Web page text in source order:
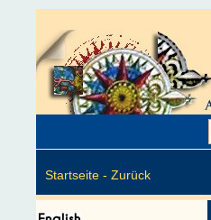
Startseite - Zurück